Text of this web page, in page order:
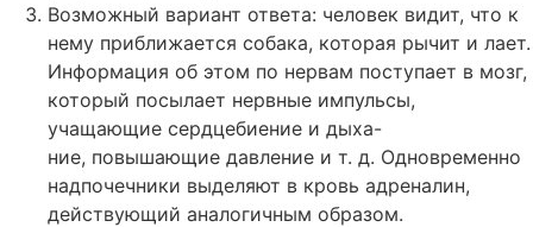
Возможный вариант ответа: человек видит, что к
нему приближается собака, которая рычит и лает.
Информация об этом по нервам поступает в мозг,
который посылает нервные импульсы,
учащающие сердцебиение и дыха-
ние, повышающие давление и т. д. Одновременно
надпочечники выделяют в кровь адреналин,
действующий аналогичным образом.